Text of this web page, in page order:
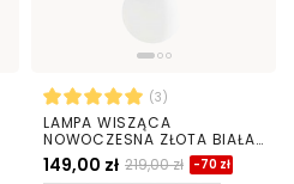
(3)
LAMPA WISZĄCA
NOWOCZESNA ZŁOTA BIAŁA
KULA FREDICA 15
149,00 zł 219,00 zł -70 zł